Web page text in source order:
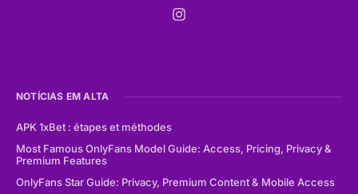
NOTÍCIAS EM ALTA
APK 1xBet : étapes et méthodes
Most Famous OnlyFans Model Guide: Access, Pricing, Privacy &
Premium Features
OnlyFans Star Guide: Privacy, Premium Content & Mobile Access